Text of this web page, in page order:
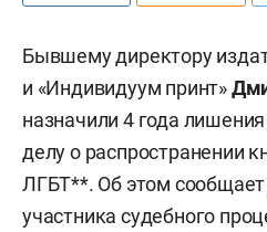
Бывшему директору
и «Индивидуум принт»
назначили 4 года
делу о распространении
ЛГБТ**. Об этом
участника судебного